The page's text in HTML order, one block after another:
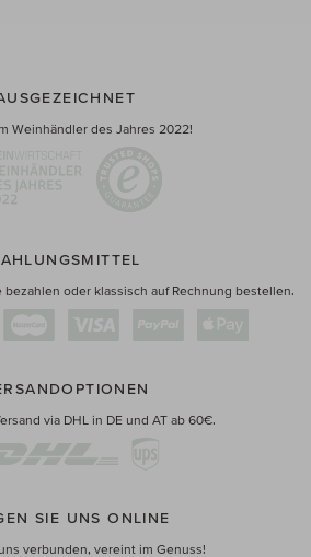
Weinhändler des Jahres 2022!
oder klassisch auf Rechnung bestellen.
via DHL in DE und AT ab 60€.
SIE UNS ONLINE
verbunden, vereint im Genuss!